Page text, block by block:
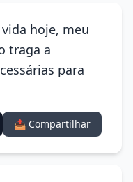
hoje, meu
traga a
para
📤 Compartilhar